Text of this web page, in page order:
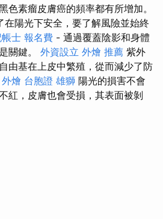
色素瘤皮膚癌的頻率都有所增加。
在陽光下安全，要了解風險並始終
士 報名費 - 通過覆蓋陰影和身體
關鍵。 外資設立 外燴 推薦 紫外
由基在上皮中繁殖，從而減少了防
外燴 台胞證 雄獅 陽光的損害不會
紅，皮膚也會受損，其表面被剝